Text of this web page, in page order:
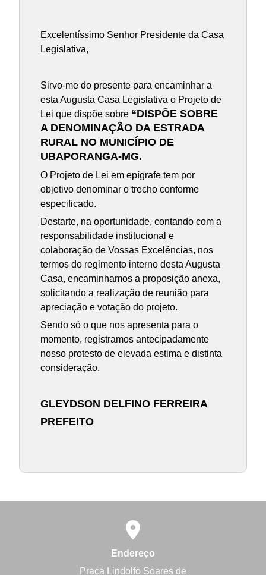
Excelentíssimo Senhor Presidente da Casa
Legislativa,
Sirvo-me do presente para encaminhar a
esta Augusta Casa Legislativa o Projeto de
Lei que dispõe sobre “DISPÕE SOBRE
A DENOMINAÇÃO DA ESTRADA
RURAL NO MUNICÍPIO DE
UBAPORANGA-MG.
O Projeto de Lei em epígrafe tem por
objetivo denominar o trecho conforme
especificado.
Destarte, na oportunidade, contando com a
responsabilidade institucional e
colaboração de Vossas Excelências, nos
termos do regimento interno desta Augusta
Casa, encaminhamos a proposição anexa,
solicitando a realização de reunião para
apreciação e votação do projeto.
Sendo só o que nos apresenta para o
momento, registramos antecipadamente
nosso protesto de elevada estima e distinta
consideração.
GLEYDSON DELFINO FERREIRA
PREFEITO
Endereço
Praça Lindolfo Soares de